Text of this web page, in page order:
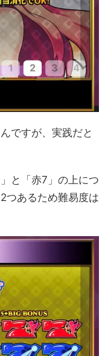
ですが、実践だと
と「赤7」の上につ
つあるため難易度は